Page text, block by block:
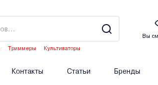
Триммеры
Культиваторы
Вы
Контакты Статьи Бренды